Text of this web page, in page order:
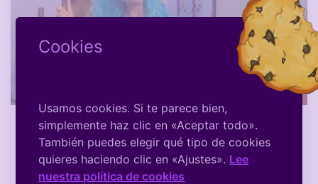
Jornada infantil de enREDte por
la Igualdad
Cookies
Usamos cookies. Si te parece bien,
simplemente haz clic en «Aceptar todo».
También puedes elegir qué tipo de cookies
quieres haciendo clic en «Ajustes». Lee
nuestra política de cookies